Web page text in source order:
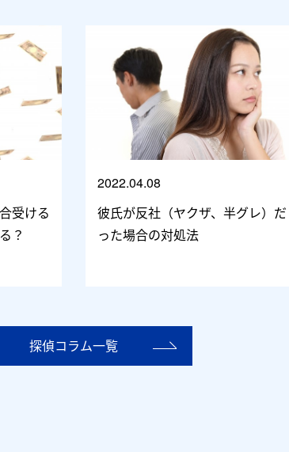
受ける
？
2022.04.08
彼氏が反社（ヤクザ、半グレ）だ
った場合の対処法
探偵コラム一覧